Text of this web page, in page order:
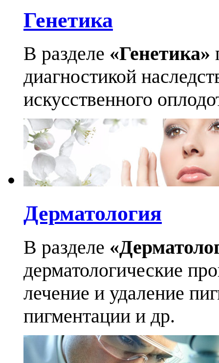
Генетика
В разделе «Генетика»
диагностикой
искусственного
Дерматология
В разделе
дерматологические
лечение и удаление
пигментации и др.